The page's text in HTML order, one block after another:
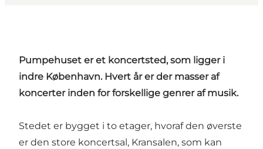
Pumpehuset er et koncertsted, som ligger i
indre København. Hvert år er der masser af
koncerter inden for forskellige genrer af musik.
Stedet er bygget i to etager, hvoraf den øverste
er den store koncertsal, Kransalen, som kan